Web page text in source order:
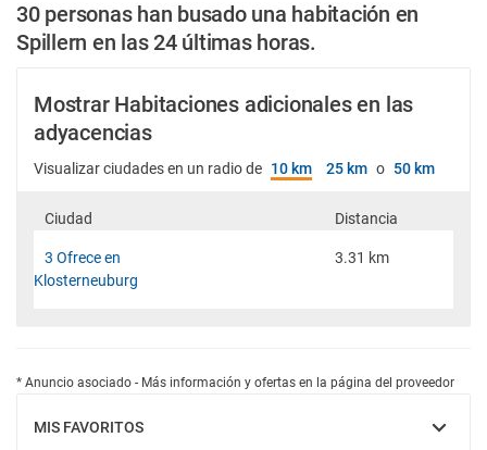
30 personas han busado una habitación en
Spillern en las 24 últimas horas.
Mostrar Habitaciones adicionales en las
adyacencias
Visualizar ciudades en un radio de 10 km 25 km o 50 km
Ciudad Distancia
3 Ofrece en
Klosterneuburg
3.31 km
* Anuncio asociado - Más información y ofertas en la página del proveedor
MIS FAVORITOS
MOSTRAR